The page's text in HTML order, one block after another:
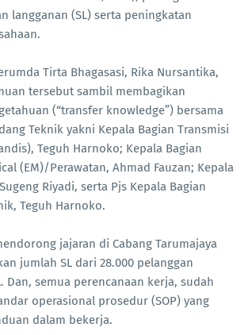
langganan (SL) serta peningkatan
Tirta Bhagasasi, Rika Nursantika,
tersebut sambil membagikan
(“transfer knowledge”) bersama
Teknik yakni Kepala Bagian Transmisi
Teguh Harnoko; Kepala Bagian
(EM)/Perawatan, Ahmad Fauzan; Kepala
Riyadi, serta Pjs Kepala Bagian
Teguh Harnoko.
jajaran di Cabang Tarumajaya
jumlah SL dari 28.000 pelanggan
Dan, semua perencanaan kerja, sudah
operasional prosedur (SOP) yang
dalam bekerja.